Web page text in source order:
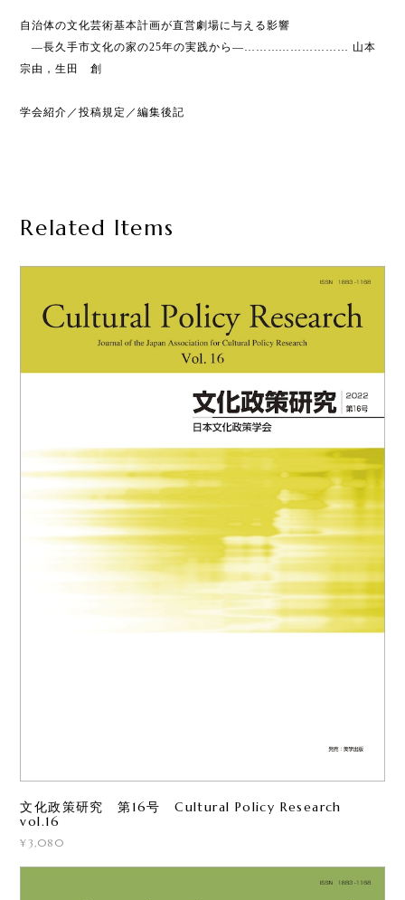
自治体の文化芸術基本計画が直営劇場に与える影響
―長久手市文化の家の25年の実践から―……………………… 山本
宗由，生田 創
学会紹介／投稿規定／編集後記
Related Items
文化政策研究 第16号 Cultural Policy Research
vol.16
¥3,080